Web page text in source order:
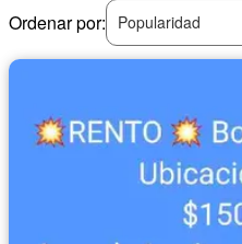
Ordenar por:
Popularidad